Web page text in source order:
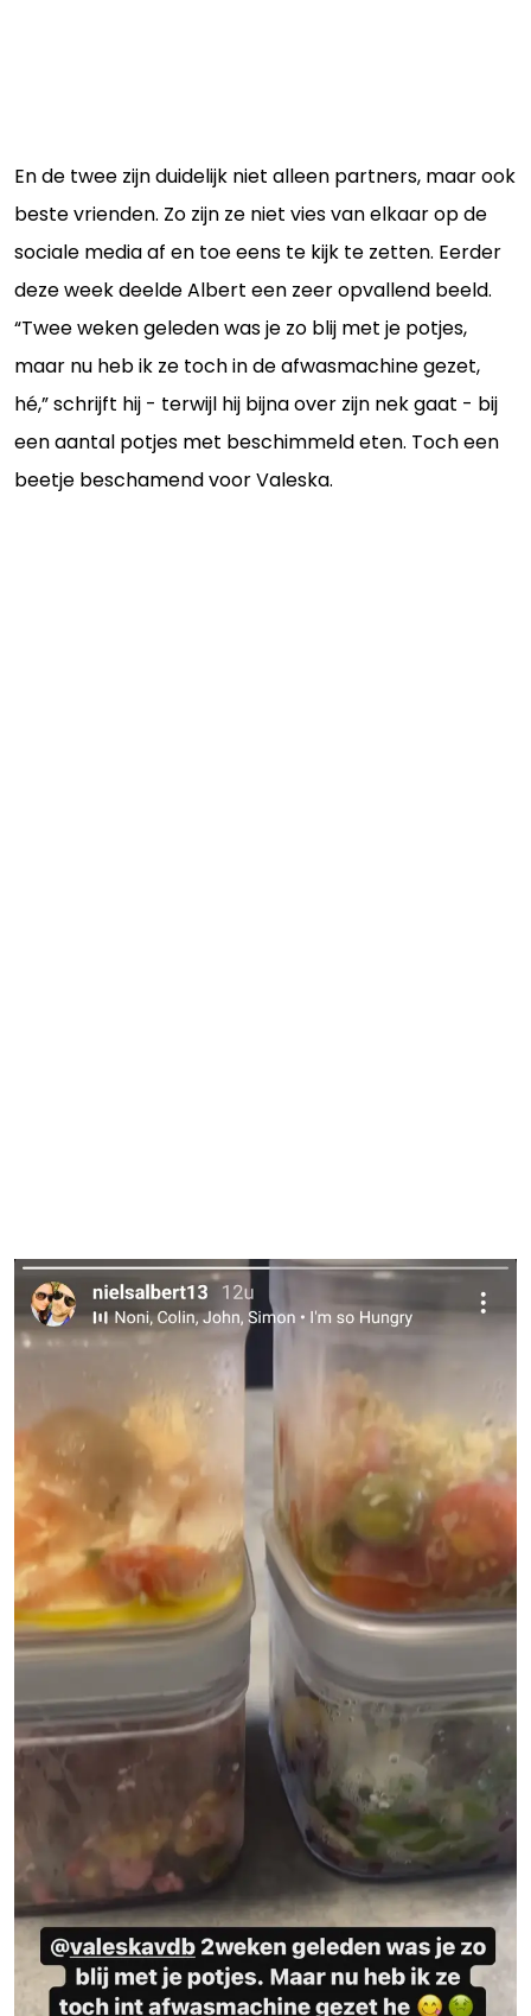
En de twee zijn duidelijk niet alleen partners, maar ook
beste vrienden. Zo zijn ze niet vies van elkaar op de
sociale media af en toe eens te kijk te zetten. Eerder
deze week deelde Albert een zeer opvallend beeld.
“Twee weken geleden was je zo blij met je potjes,
maar nu heb ik ze toch in de afwasmachine gezet,
hé,” schrijft hij - terwijl hij bijna over zijn nek gaat - bij
een aantal potjes met beschimmeld eten. Toch een
beetje beschamend voor Valeska.